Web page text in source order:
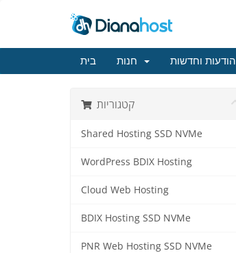
בית הודעות וחדשות
קטגוריות
Shared Hosting SSD NVMe
WordPress BDIX Hosting
Cloud Web Hosting
BDIX Hosting SSD NVMe
PNR Web Hosting SSD NVMe